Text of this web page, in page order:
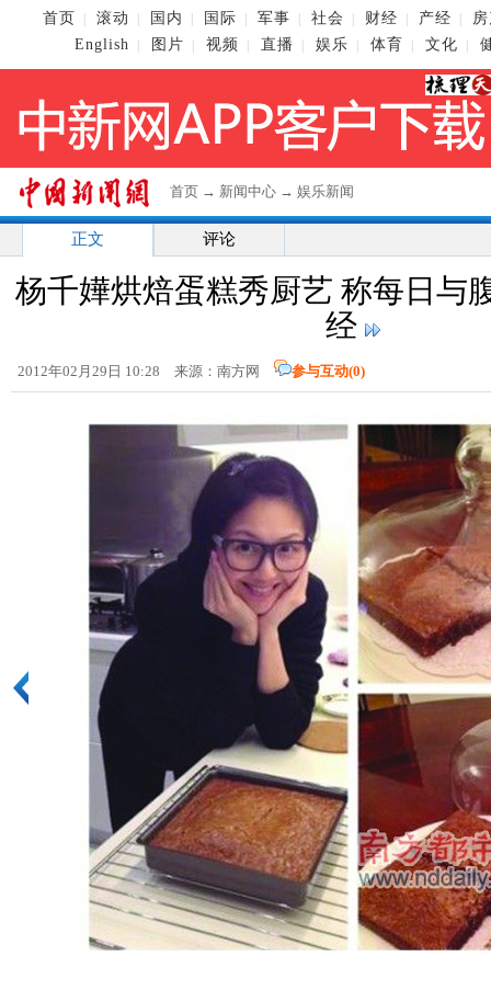
首页 滚动 国内 国际 军事 社会 财经 产经
English
图片 视频 直播 娱乐 体育 文化
首页 → 新闻中心 → 娱乐新闻
正文 评论
杨千嬅烘焙蛋糕秀厨艺 称每日与
经
2012年02月29日 10:28 来源：南方网 参与互动(0)